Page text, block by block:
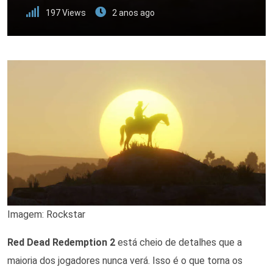
197Views 2 anos ago
Imagem: Rockstar
Red Dead Redemption 2 está cheio de detalhes que a
maioria dos jogadores nunca verá. Isso é o que torna os